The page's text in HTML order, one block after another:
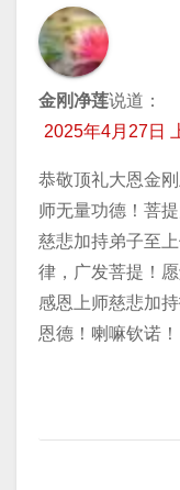
金刚净莲说道：
2025年4月27日
恭敬顶礼大恩金
师无量功德！菩
慈悲加持弟子至
律，广发菩提！
感恩上师慈悲加
恩德！喇嘛钦诺！